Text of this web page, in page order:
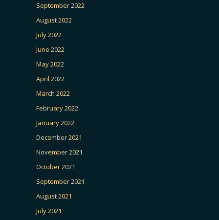
September 2022
August 2022
July 2022
June 2022
May 2022
April 2022
March 2022
February 2022
January 2022
December 2021
November 2021
October 2021
September 2021
August 2021
July 2021